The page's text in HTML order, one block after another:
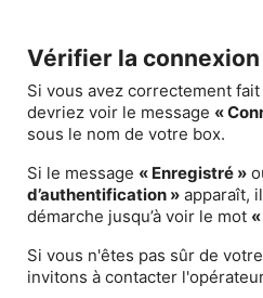
Vérifier la connexion
Si vous avez correctement
devriez voir le message «
sous le nom de votre box.
Si le message « Enregistré »
d’authentification » apparaît,
démarche jusqu’à voir le mot
Si vous n'êtes pas sûr de
invitons à contacter